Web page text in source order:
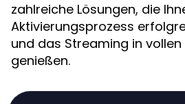
zahlreiche Lösungen, die
Aktivierungsprozess
und das Streaming in vollen
genießen.